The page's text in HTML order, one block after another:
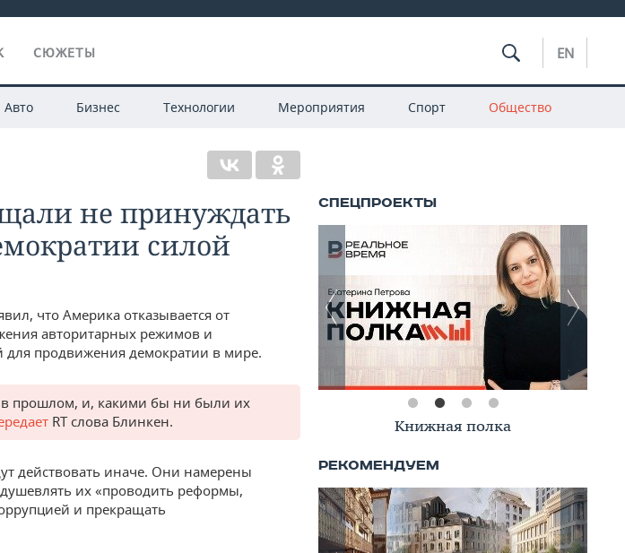
СЮЖЕТЫ EN
Авто Бизнес Технологии Мероприятия Спорт Общество
не принуждать
силой
что Америка отказывается от
авторитарных режимов и
продвижения демократии в мире.
прошлом, и, какими бы ни были их
RT слова Блинкен.
действовать иначе. Они намерены
их «проводить реформы,
и прекращать
Книжная полка